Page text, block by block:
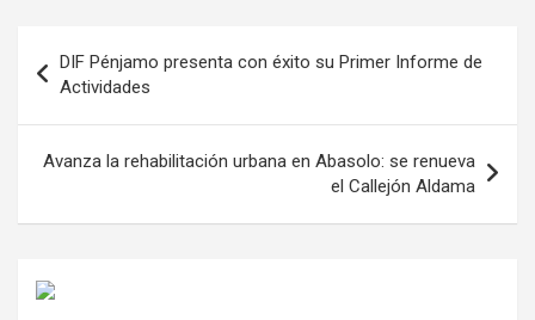
de
entradas
DIF Pénjamo presenta con éxito su Primer Informe de
Actividades
Avanza la rehabilitación urbana en Abasolo: se renueva
el Callejón Aldama